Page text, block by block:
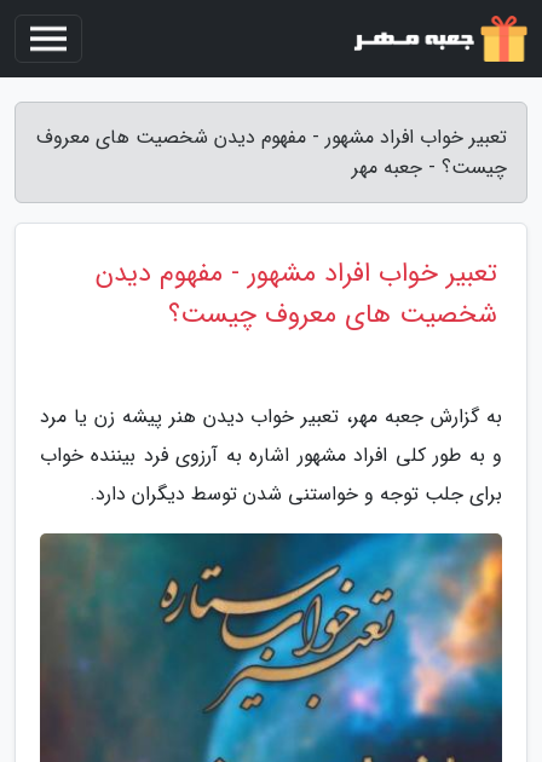
تعبیر خواب افراد مشهور - مفهوم دیدن شخصیت های معروف
چیست؟ - جعبه مهر
تعبیر خواب افراد مشهور - مفهوم دیدن
شخصیت های معروف چیست؟
به گزارش جعبه مهر، تعبیر خواب دیدن هنر پیشه زن یا مرد
و به طور کلی افراد مشهور اشاره به آرزوی فرد بیننده خواب
برای جلب توجه و خواستنی شدن توسط دیگران دارد.